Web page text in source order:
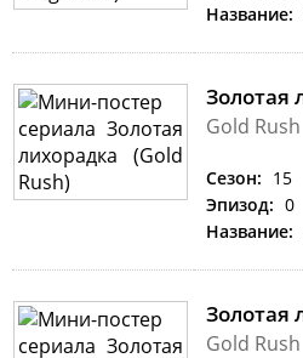
Название:
Золотая
Gold Rush
Сезон: 15
Эпизод: 0
Название:
Золотая
Gold Rush